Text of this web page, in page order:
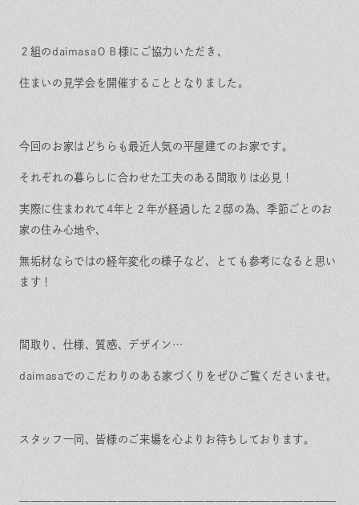
２組のdaimasaＯＢ様にご協力いただき、
住まいの見学会 を開催することとなりました。
今回のお家はどちらも最近人気の平屋建てのお家です。
それぞれの暮らしに合わせた工夫のある間取りは必見！
実際に住まわれて4年と２年が経過した２邸の為、季節ごとのお
家の住み心地や、
無垢材ならではの経年変化の様子など、とても参考になると思い
ます！
間取り、仕様、質感、デザイン…
daimasaでのこだわりのある家づくりをぜひご覧くださいませ。
スタッフ一同、皆様のご来場を心よりお待ちしております。
—————————————————————————————